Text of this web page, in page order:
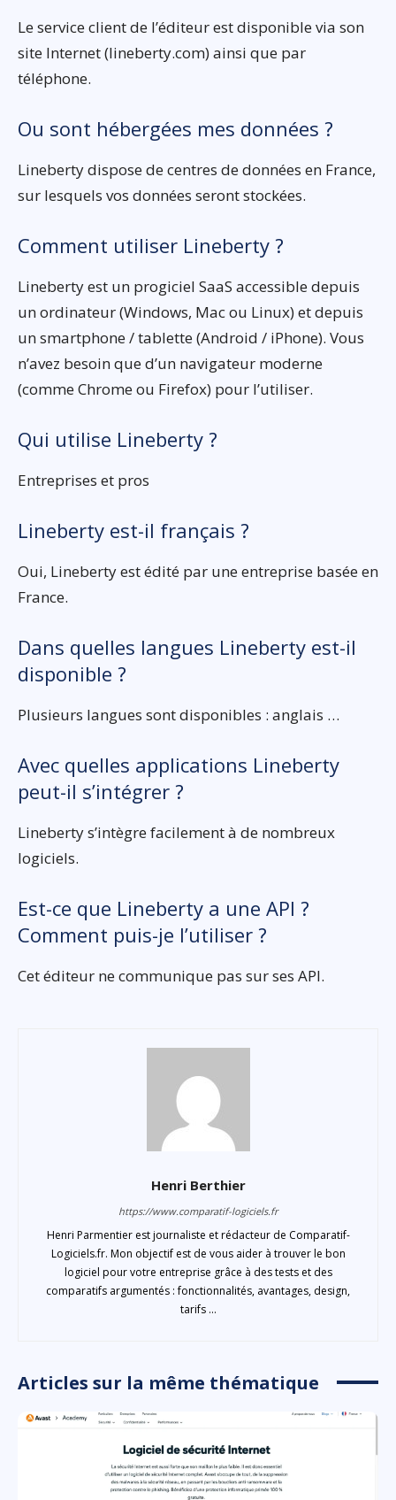
Le service client de l’éditeur est disponible via son
site Internet (lineberty.com) ainsi que par
téléphone.
Ou sont hébergées mes données ?
Lineberty dispose de centres de données en France,
sur lesquels vos données seront stockées.
Comment utiliser Lineberty ?
Lineberty est un progiciel SaaS accessible depuis
un ordinateur (Windows, Mac ou Linux) et depuis
un smartphone / tablette (Android / iPhone). Vous
n’avez besoin que d’un navigateur moderne
(comme Chrome ou Firefox) pour l’utiliser.
Qui utilise Lineberty ?
Entreprises et pros
Lineberty est-il français ?
Oui, Lineberty est édité par une entreprise basée en
France.
Dans quelles langues Lineberty est-il
disponible ?
Plusieurs langues sont disponibles : anglais …
Avec quelles applications Lineberty
peut-il s’intégrer ?
Lineberty s’intègre facilement à de nombreux
logiciels.
Est-ce que Lineberty a une API ?
Comment puis-je l’utiliser ?
Cet éditeur ne communique pas sur ses API.
Henri Berthier
https://www.comparatif-logiciels.fr
Henri Parmentier est journaliste et rédacteur de Comparatif-
Logiciels.fr. Mon objectif est de vous aider à trouver le bon
logiciel pour votre entreprise grâce à des tests et des
comparatifs argumentés : fonctionnalités, avantages, design,
tarifs ...
Articles sur la même thématique